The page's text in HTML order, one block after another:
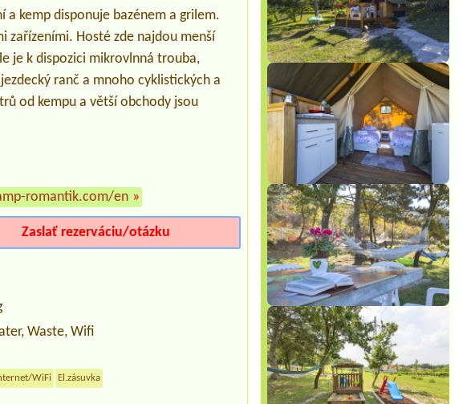
kemp disponuje bazénem a grilem.
zařízeními. Hosté zde najdou menší
je k dispozici mikrovlnná trouba,
ranč a mnoho cyklistických a
od kempu a větší obchody jsou
romantik.com/en »
Zaslať rezerváciu/otázku
Waste, Wifi
WiFi El.zásuvka